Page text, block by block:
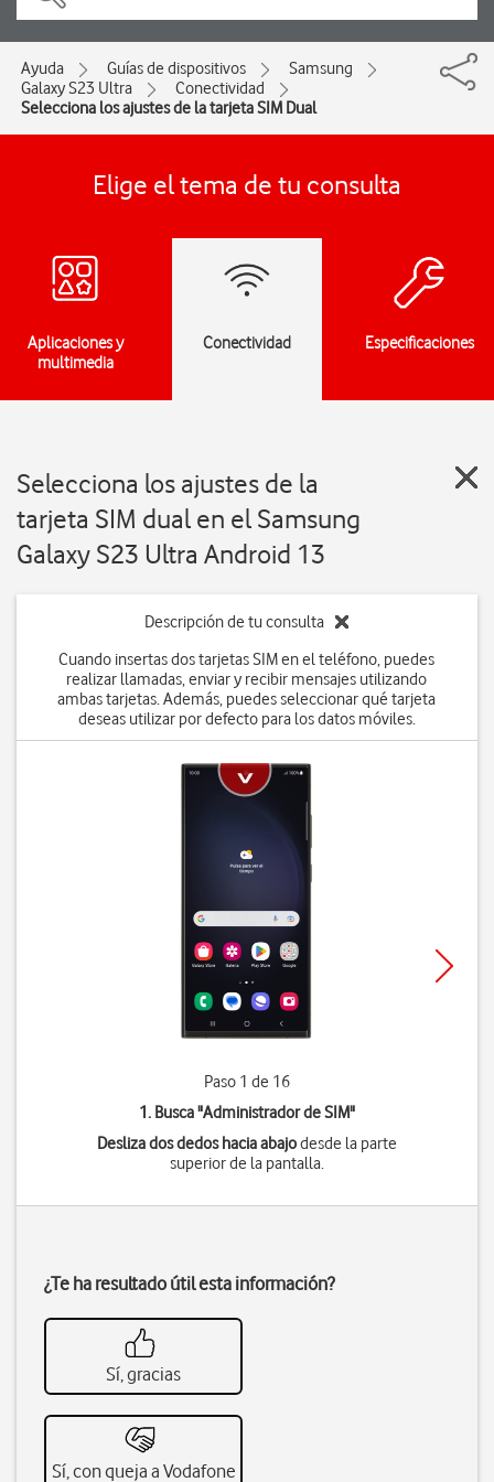
Ayuda Guías de dispositivos
Samsung
Galaxy S23 Ultra
Conectividad
Selecciona los ajustes de la tarjeta SIM Dual
Elige el tema de tu consulta
Aplicaciones y
multimedia
Conectividad Especificaciones
Selecciona los ajustes de la
tarjeta SIM dual en el Samsung
Galaxy S23 Ultra Android 13
Descripción de tu consulta
Cuando insertas dos tarjetas SIM en el teléfono, puedes
realizar llamadas, enviar y recibir mensajes utilizando
ambas tarjetas. Además, puedes seleccionar qué tarjeta
deseas utilizar por defecto para los datos móviles.
Paso 1 de 16
1. Busca "Administrador de SIM"
Desliza dos dedos hacia abajodesde la parte
superior de la pantalla.
¿Te ha resultado útil esta información?
Sí, gracias
Sí, con queja a Vodafone